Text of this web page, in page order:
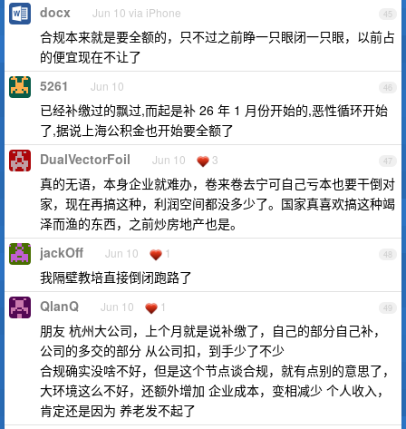
45
docx Jun 10 via iPhone
合规本来就是要全额的，只不过之前睁一只眼闭一只眼，以前占
的便宜现在不让了
46
5261 Jun 10
已经补缴过的飘过,而起是补 26 年 1 月份开始的,恶性循环开始
了,据说上海公积金也开始要全额了
47
DualVectorFoil Jun 10 3
真的无语，本身企业就难办，卷来卷去宁可自己亏本也要干倒对
家，现在再搞这种，利润空间都没多少了。国家真喜欢搞这种竭
泽而渔的东西，之前炒房地产也是。
48
jackOff Jun 10 1
我隔壁教培直接倒闭跑路了
49
QlanQ Jun 10 1
朋友 杭州大公司，上个月就是说补缴了，自己的部分自己补，
公司的多交的部分 从公司扣，到手少了不少
合规确实没啥不好，但是这个节点谈合规，就有点别的意思了，
大环境这么不好，还额外增加 企业成本，变相减少 个人收入，
肯定还是因为 养老发不起了